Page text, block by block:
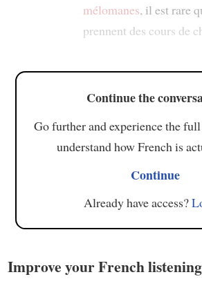
mélomanes, il est rare
prennent des cours de
Continue the
Go further and experience the
understand how French is
Continue
Already have access?
Improve your French